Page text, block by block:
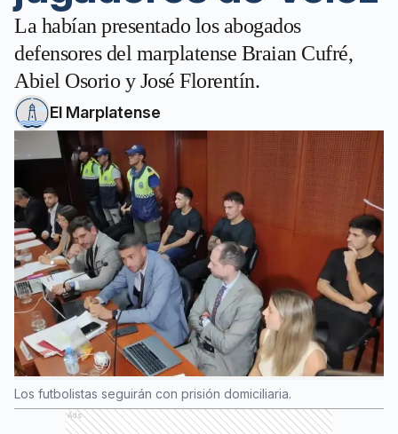
La habían presentado los abogados
defensores del marplatense Braian Cufré,
Abiel Osorio y José Florentín.
El Marplatense
Los futbolistas seguirán con prisión domiciliaria.
Ads